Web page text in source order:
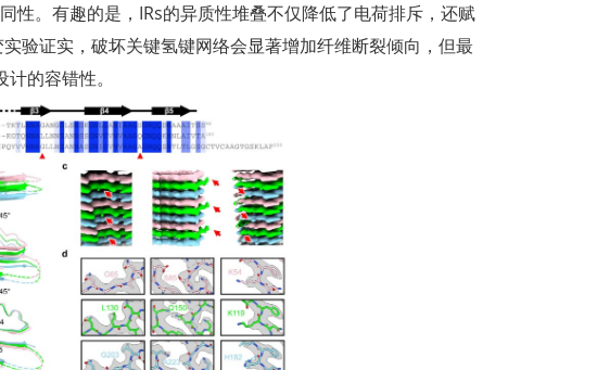
性。有趣的是，IRs的异质性堆叠不仅降低了电荷排斥，还赋
验证实，破坏关键氢键网络会显著增加纤维断裂倾向，但最
的容错性。